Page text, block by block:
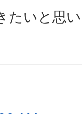
たいと思